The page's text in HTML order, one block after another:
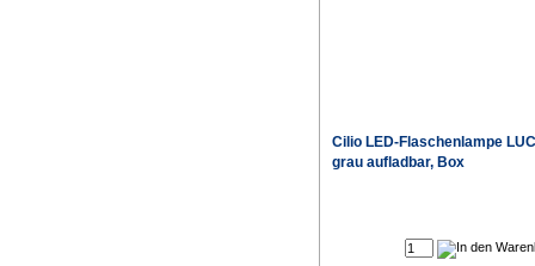
Cilio LED-Flaschenlampe
grau aufladbar, Box